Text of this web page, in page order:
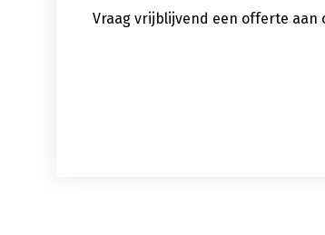
Vraag vrijblijvend een offerte aan